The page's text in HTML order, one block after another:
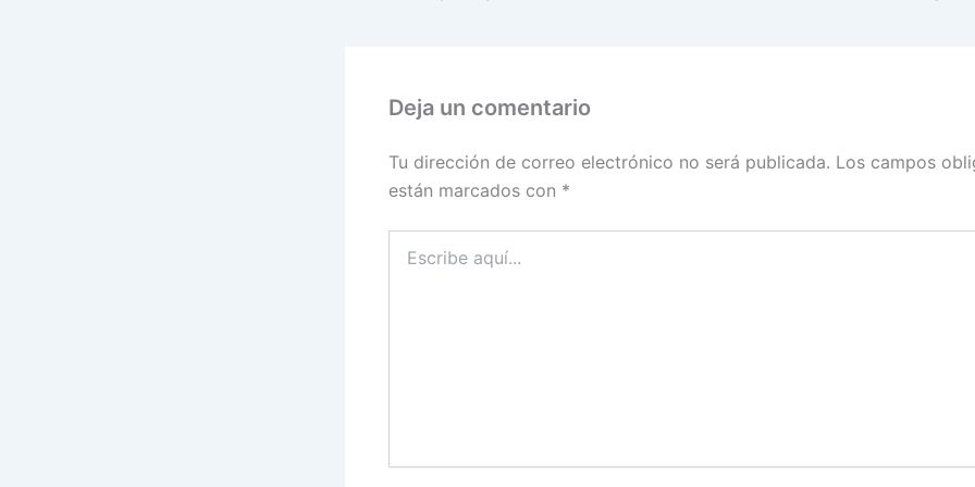
Deja un comentario
Tu dirección de correo electrónico no será publicada. Los campos
están marcados con *
aquí...